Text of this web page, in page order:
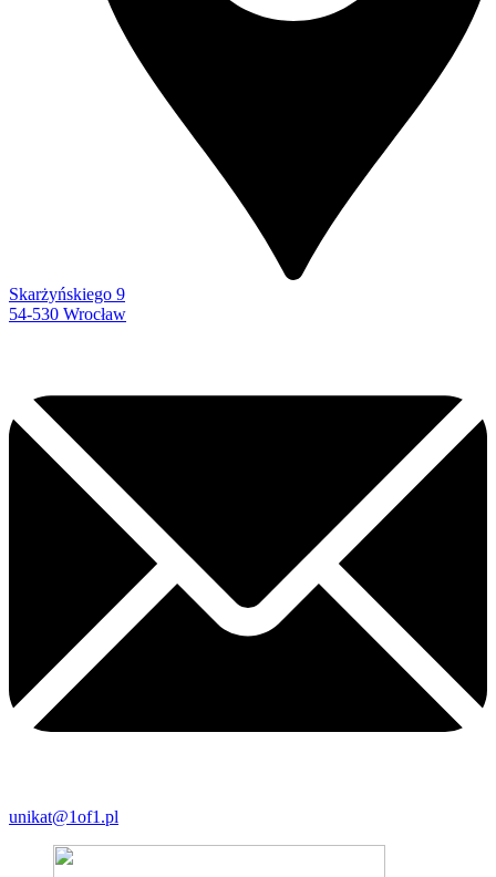
Skarżyńskiego 9
54-530 Wrocław
unikat@1of1.pl